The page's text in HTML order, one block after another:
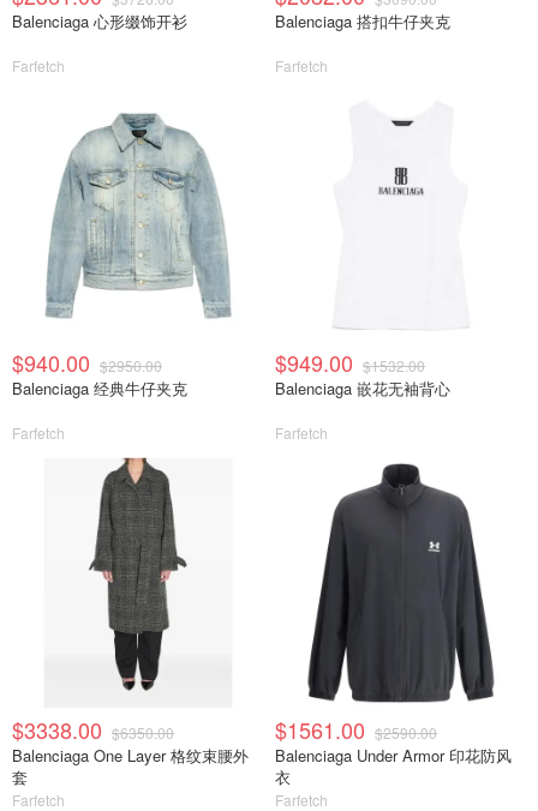
Balenciaga 心形缀饰开衫
Farfetch
Balenciaga 搭扣牛仔夹克
Farfetch
$940.00 $2950.00
Balenciaga 经典牛仔夹克
Farfetch
$949.00 $1532.00
Balenciaga 嵌花无袖背心
Farfetch
$3338.00 $6350.00
Balenciaga One Layer 格纹束腰外
套
Farfetch
$1561.00 $2590.00
Balenciaga Under Armor 印花防风
衣
Farfetch